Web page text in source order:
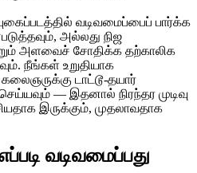
வடிவமைப்பைப் பார்க்க
அல்லது நிஜ
அளவைச் சோதிக்க தற்காலிக
நீங்கள் உறுதியாக
டாட்டூ-தயார்
— இதனால் நிரந்தர முடிவு
இருக்கும், முதலாவதாக
வடிவமைப்பது